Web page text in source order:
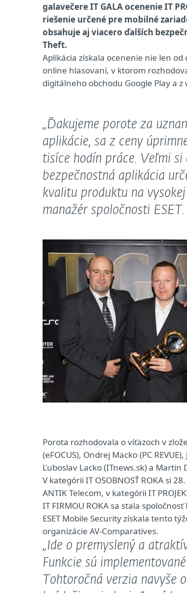
galavečere IT GALA ocenenie IT
riešenie určené pre mobilné
obsahuje aj viacero ďalších
Theft.
Aplikácia získala ocenenie nie len od
online hlasovaní, v ktorom
digitálneho obchodu Google Play a z
„Ďakujeme porote za
aplikácie, sa z ceny
tisíce hodín práce. Veľmi
bezpečnostná aplikácia
kvalitu produktu na vysokej
manažér spoločnosti ESET.
Porota rozhodovala o víťazoch v
(eFOCUS), Ondrej Macko (PC
Ľuboslav Lacko (ITnews.sk) a Martin
V kategórii IT OSOBNOSŤ ROKA si
ANTIK Telecom, v kategórii IT
IT FIRMOU ROKA sa stala spoločnosť
ESET Mobile Security získala tento
organizácie AV-Comparatives.
„Ide o premyslený a
Funkcie sú
Tohtoročná verzia navyše